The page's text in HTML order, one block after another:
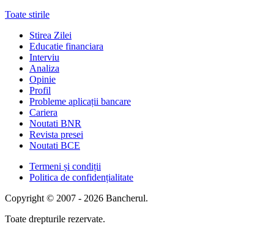
Toate stirile
Stirea Zilei
Educatie financiara
Interviu
Analiza
Opinie
Profil
Probleme aplicații bancare
Cariera
Noutati BNR
Revista presei
Noutati BCE
Termeni și condiții
Politica de confidențialitate
Copyright © 2007 - 2026 Bancherul.
Toate drepturile rezervate.